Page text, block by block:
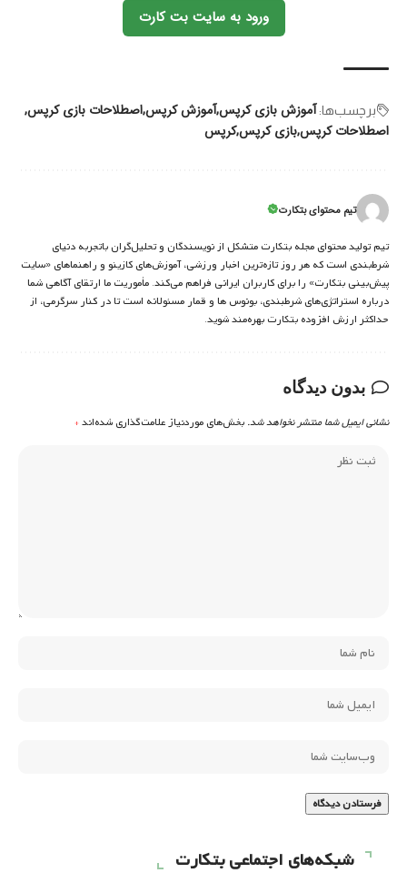
ورود به سایت بت کارت
برچسب‌‌ها: آموزش بازی کرپسآموزش کرپساصطلاحات بازی کرپس
اصطلاحات کرپسبازی کرپسکرپس
تیم محتوای بتکارت
تیم تولید محتوای مجله بتکارت متشکل از نویسندگان و تحلیل‌گران باتجربه دنیای
شرط‌بندی است که هر روز تازه‌ترین اخبار ورزشی، آموزش‌های کازینو و راهنماهای «سایت
پیش‌بینی بتکارت» را برای کاربران ایرانی فراهم می‌کند. مأموریت ما ارتقای آگاهی شما
درباره استراتژی‌های شرطبندی، بونوس ها و قمار مسئولانه است تا در کنار سرگرمی، از
حداکثر ارزش افزوده بتکارت بهره‌مند شوید.
بدون دیدگاه
نشانی ایمیل شما منتشر نخواهد شد. بخش‌های موردنیاز علامت‌گذاری شده‌اند*
شبکه‌های اجتماعی بتکارت